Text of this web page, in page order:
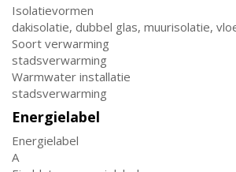
Isolatievormen
dakisolatie, dubbel glas, muurisolatie,
Soort verwarming
stadsverwarming
Warmwater installatie
stadsverwarming
Energielabel
Energielabel
A